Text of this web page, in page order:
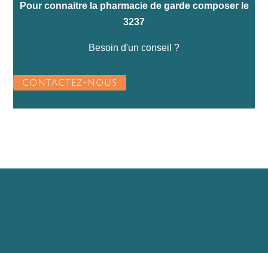
Pour connaitre la pharmacie de garde composer le
3237
Besoin d'un conseil ?
CONTACTEZ-NOUS